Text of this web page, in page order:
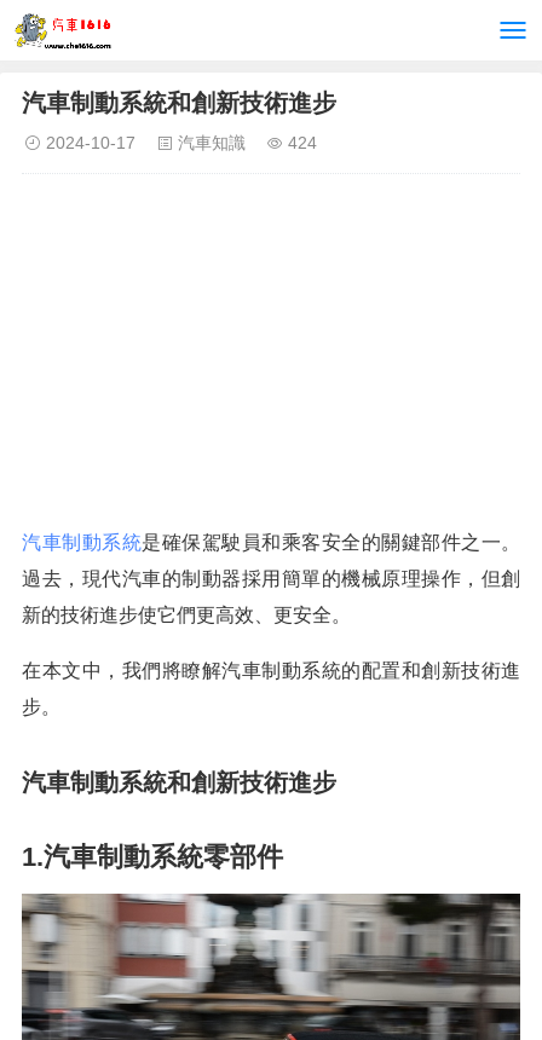
汽車制動系統和創新技術進步
2024-10-17 汽車知識 424
汽車制動系統是確保駕駛員和乘客安全的關鍵部件之一。
過去，現代汽車的制動器採用簡單的機械原理操作，但創
新的技術進步使它們更高效、更安全。
在本文中，我們將瞭解汽車制動系統的配置和創新技術進
步。
汽車制動系統和創新技術進步
1.汽車制動系統零部件